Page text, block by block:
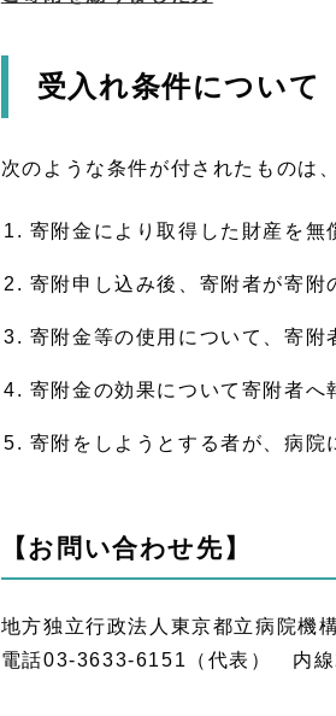
受入れ条件について
次のような条件が付されたものは
寄附金により取得した財産を無
寄附申し込み後、寄附者が寄附
寄附金等の使用について、寄附
寄附金の効果について寄附者へ
寄附をしようとする者が、病院
【お問い合わせ先】
地方独立行政法人東京都立病院
電話03-3633-6151（代表） 内